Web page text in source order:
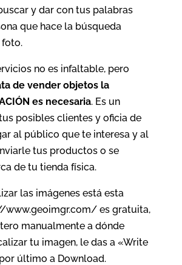
y dar con tus palabras
que hace la búsqueda
no es infaltable, pero
de vender objetos la
es necesaria. Es un
posibles clientes y oficia de
al público que te interesa y al
tus productos o se
de tu tienda física.
las imágenes está esta
www.geoimgr.com/ es gratuita,
manualmente a dónde
tu imagen, le das a «Write
último a Download.